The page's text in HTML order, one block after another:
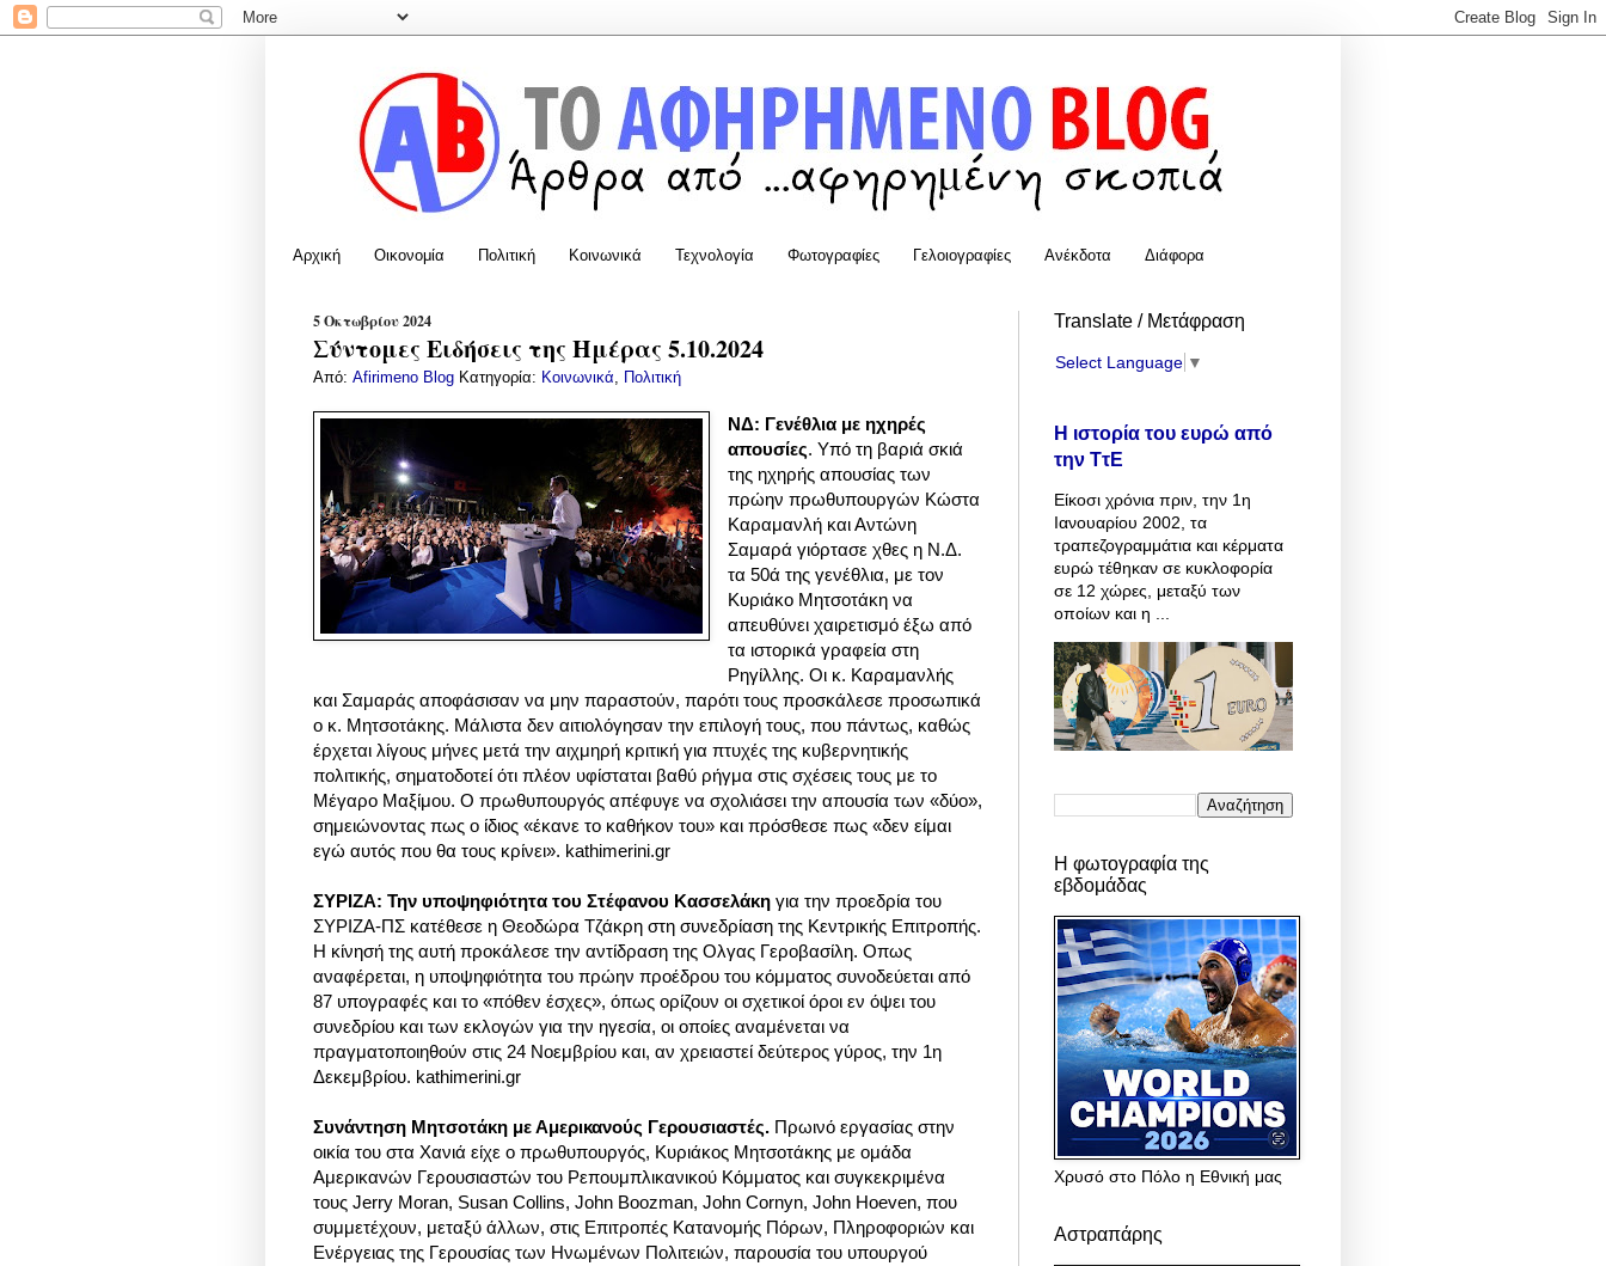
Αρχική Οικονομία Πολιτική Κοινωνικά Τεχνολογία Φωτογραφίες Γελοιογραφίες Ανέκδοτα Διάφορα
5 Οκτωβρίου 2024
Σύντομες Ειδήσεις της Ημέρας 5.10.2024
Από: Afirimeno Blog Κατηγορία: Κοινωνικά Πολιτική
ΝΔ: Γενέθλια με ηχηρές
απουσίες. Υπό τη βαριά σκιά
της ηχηρής απουσίας των
πρώην πρωθυπουργών Κώστα
Καραμανλή και Αντώνη
Σαμαρά γιόρτασε χθες η Ν.Δ.
τα 50ά της γενέθλια, με τον
Κυριάκο Μητσοτάκη να
απευθύνει χαιρετισμό έξω από
τα ιστορικά γραφεία στη
Ρηγίλλης. Οι κ. Καραμανλής
και Σαμαράς αποφάσισαν να μην παραστούν, παρότι τους προσκάλεσε προσωπικά
ο κ. Μητσοτάκης. Μάλιστα δεν αιτιολόγησαν την επιλογή τους, που πάντως, καθώς
έρχεται λίγους μήνες μετά την αιχμηρή κριτική για πτυχές της κυβερνητικής
πολιτικής, σηματοδοτεί ότι πλέον υφίσταται βαθύ ρήγμα στις σχέσεις τους με το
Μέγαρο Μαξίμου. Ο πρωθυπουργός απέφυγε να σχολιάσει την απουσία των «δύο»,
σημειώνοντας πως ο ίδιος «έκανε το καθήκον του» και πρόσθεσε πως «δεν είμαι
εγώ αυτός που θα τους κρίνει». kathimerini.gr
ΣΥΡΙΖΑ: Την υποψηφιότητα του Στέφανου Κασσελάκη για την προεδρία του
ΣΥΡΙΖΑ-ΠΣ κατέθεσε η Θεοδώρα Τζάκρη στη συνεδρίαση της Κεντρικής Επιτροπής.
Η κίνησή της αυτή προκάλεσε την αντίδραση της Ολγας Γεροβασίλη. Oπως
αναφέρεται, η υποψηφιότητα του πρώην προέδρου του κόμματος συνοδεύεται από
87 υπογραφές και το «πόθεν έσχες», όπως ορίζουν οι σχετικοί όροι εν όψει του
συνεδρίου και των εκλογών για την ηγεσία, οι οποίες αναμένεται να
πραγματοποιηθούν στις 24 Νοεμβρίου και, αν χρειαστεί δεύτερος γύρος, την 1η
Δεκεμβρίου. kathimerini.gr
Συνάντηση Μητσοτάκη με Αμερικανούς Γερουσιαστές. Πρωινό εργασίας στην
οικία του στα Χανιά είχε ο πρωθυπουργός, Κυριάκος Μητσοτάκης με ομάδα
Αμερικανών Γερουσιαστών του Ρεπουμπλικανικού Κόμματος και συγκεκριμένα
τους Jerry Moran, Susan Collins, John Boozman, John Cornyn, John Hoeven, που
συμμετέχουν, μεταξύ άλλων, στις Επιτροπές Κατανομής Πόρων, Πληροφοριών και
Ενέργειας της Γερουσίας των Ηνωμένων Πολιτειών, παρουσία του υπουργού
Translate / Μετάφραση
Select Language ▼
Η ιστορία του ευρώ από
την ΤτΕ
Είκοσι χρόνια πριν, την 1η
Ιανουαρίου 2002, τα
τραπεζογραμμάτια και κέρματα
ευρώ τέθηκαν σε κυκλοφορία
σε 12 χώρες, μεταξύ των
οποίων και η ...
Η φωτογραφία της
εβδομάδας
Χρυσό στο Πόλο η Εθνική μας
Αστραπάρης